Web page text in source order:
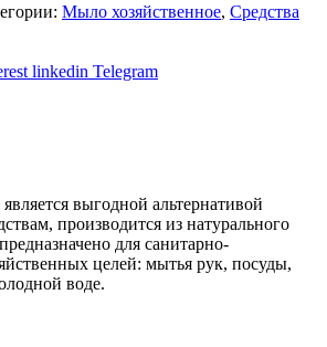
Мыло хозяйственное, Средства
linkedin Telegram
выгодной альтернативой
производится из натурального
для санитарно-
целей: мытья рук, посуды,
воде.